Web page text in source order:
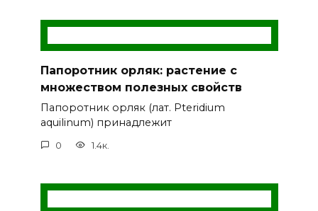
Папоротник орляк: растение с
множеством полезных свойств
Папоротник орляк (лат. Pteridium
aquilinum) принадлежит
0 1.4к.